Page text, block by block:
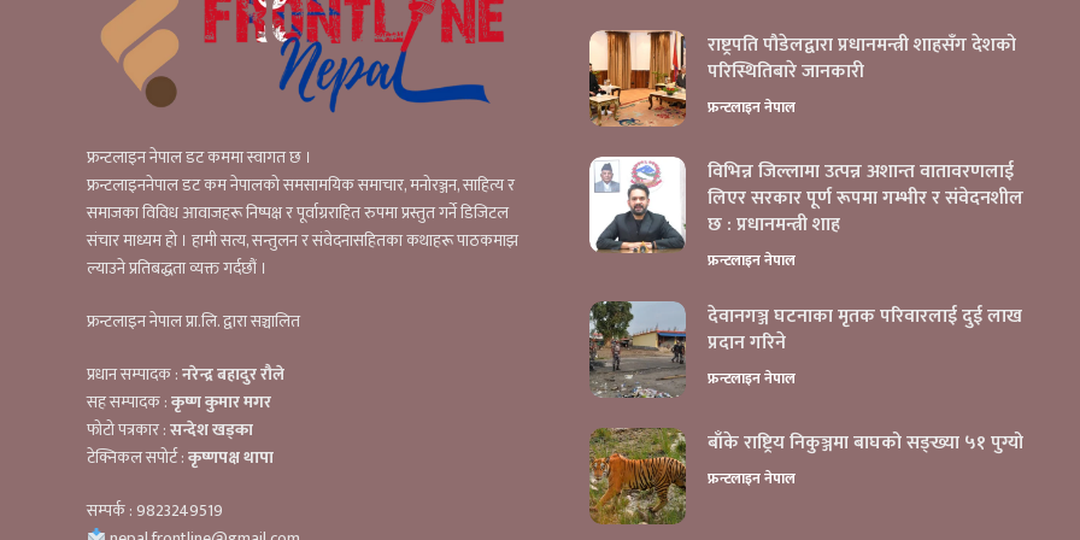
फ्रन्टलाइन नेपाल डट कममा स्वागत छ ।
फ्रन्टलाइननेपाल डट कम नेपालको समसामयिक समाचार, मनोरञ्जन, साहित्य र
समाजका विविध आवाजहरू निष्पक्ष र पूर्वाग्रराहित रुपमा प्रस्तुत गर्ने डिजिटल
संचार माध्यम हो । हामी सत्य, सन्तुलन र संवेदनासहितका कथाहरू पाठकमाझ
ल्याउने प्रतिबद्धता व्यक्त गर्दछौं ।
फ्रन्टलाइन नेपाल प्रा.लि. द्वारा सञ्चालित
प्रधान सम्पादक :नरेन्द्र बहादुर रौले
सह सम्पादक :कृष्ण कुमार मगर
फोटो पत्रकार :सन्देश खड्का
टेक्निकल सपोर्ट :कृष्णपक्ष थापा
सम्पर्क : 9823249519
राष्ट्रपति पौडेलद्वारा प्रधानमन्त्री शाहसँग देशको
परिस्थितिबारे जानकारी
फ्रन्टलाइन नेपाल
विभिन्न जिल्लामा उत्पन्न अशान्त वातावरणलाई
लिएर सरकार पूर्ण रूपमा गम्भीर र संवेदनशील
छ : प्रधानमन्त्री शाह
फ्रन्टलाइन नेपाल
देवानगञ्ज घटनाका मृतक परिवारलाई दुई लाख
प्रदान गरिने
फ्रन्टलाइन नेपाल
बाँके राष्ट्रिय निकुञ्जमा बाघको सङ्ख्या ५१ पुग्यो
फ्रन्टलाइन नेपाल
बाँके राष्ट्रिय निकुञ्जमा बाघको सङ्ख्या ५१ पुग्यो